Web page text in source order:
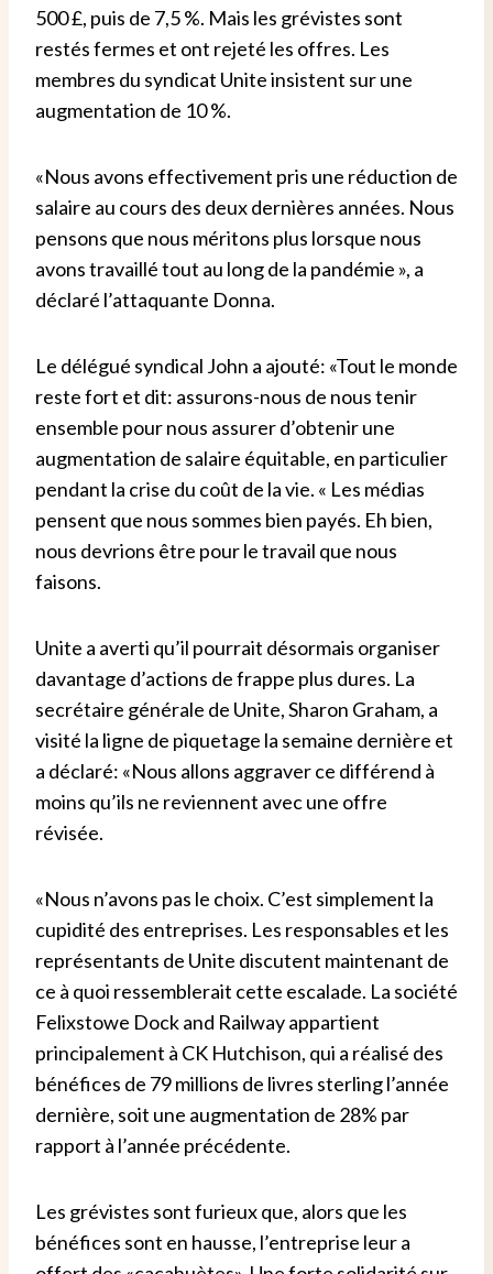
500 £, puis de 7,5 %. Mais les grévistes sont
restés fermes et ont rejeté les offres. Les
membres du syndicat Unite insistent sur une
augmentation de 10 %.
«Nous avons effectivement pris une réduction de
salaire au cours des deux dernières années. Nous
pensons que nous méritons plus lorsque nous
avons travaillé tout au long de la pandémie », a
déclaré l’attaquante Donna.
Le délégué syndical John a ajouté: «Tout le monde
reste fort et dit: assurons-nous de nous tenir
ensemble pour nous assurer d’obtenir une
augmentation de salaire équitable, en particulier
pendant la crise du coût de la vie. « Les médias
pensent que nous sommes bien payés. Eh bien,
nous devrions être pour le travail que nous
faisons.
Unite a averti qu’il pourrait désormais organiser
davantage d’actions de frappe plus dures. La
secrétaire générale de Unite, Sharon Graham, a
visité la ligne de piquetage la semaine dernière et
a déclaré: «Nous allons aggraver ce différend à
moins qu’ils ne reviennent avec une offre
révisée.
«Nous n’avons pas le choix. C’est simplement la
cupidité des entreprises. Les responsables et les
représentants de Unite discutent maintenant de
ce à quoi ressemblerait cette escalade. La société
Felixstowe Dock and Railway appartient
principalement à CK Hutchison, qui a réalisé des
bénéfices de 79 millions de livres sterling l’année
dernière, soit une augmentation de 28% par
rapport à l’année précédente.
Les grévistes sont furieux que, alors que les
bénéfices sont en hausse, l’entreprise leur a